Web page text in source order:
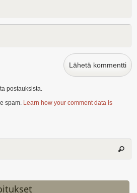
postauksista.
spam. Learn how your comment data is